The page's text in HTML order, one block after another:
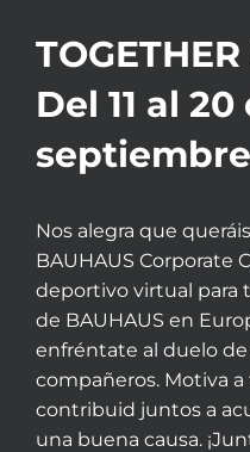
Del 11 al 20
Nos alegra que
BAUHAUS Corporate
deportivo virtual para
de BAUHAUS en
enfréntate al duelo
compañeros. Motiva
contribuid juntos a
una buena causa.